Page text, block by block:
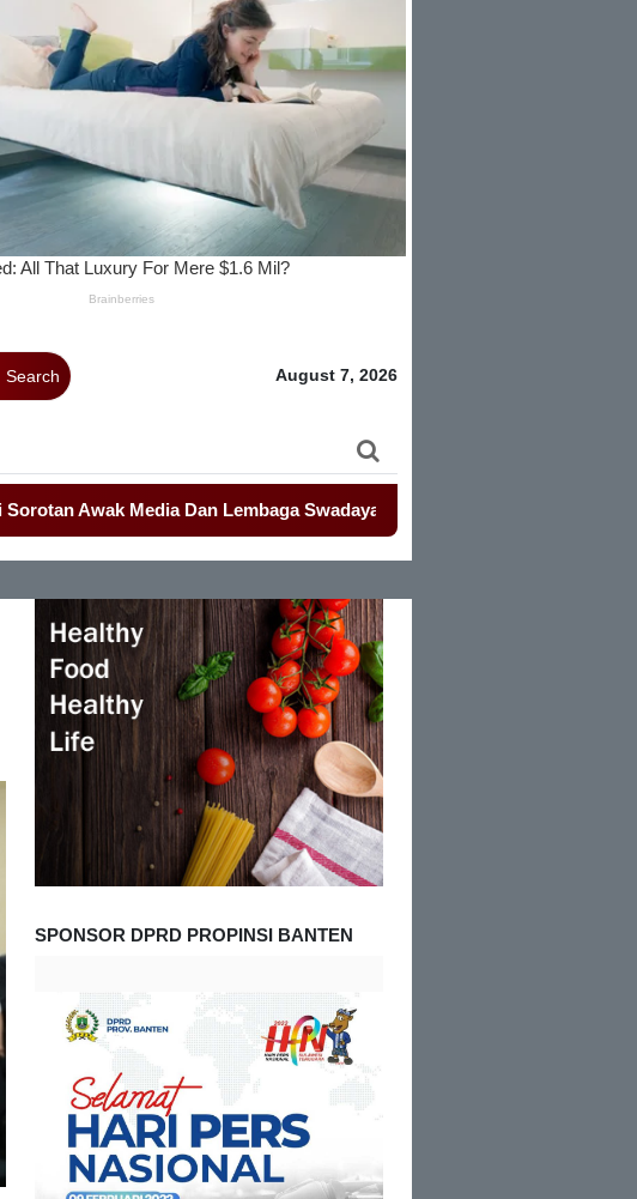
Search August 7, 2026
Media Dan Lembaga Swadaya Masyarakat
SPONSOR DPRD PROPINSI BANTEN